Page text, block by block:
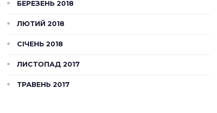
БЕРЕЗЕНЬ 2018
ЛЮТИЙ 2018
СІЧЕНЬ 2018
ЛИСТОПАД 2017
ТРАВЕНЬ 2017